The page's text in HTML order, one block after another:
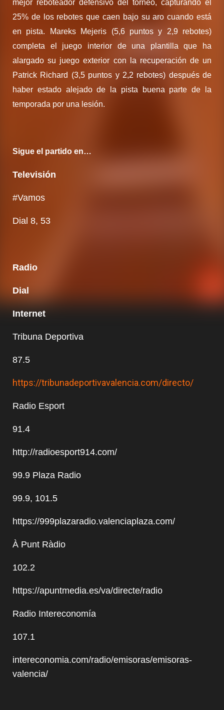
mejor reboteador defensivo del torneo, capturando el
25% de los rebotes que caen bajo su aro cuando está
en pista. Mareks Mejeris (5,6 puntos y 2,9 rebotes)
completa el juego interior de una plantilla que ha
alargado su juego exterior con la recuperación de un
Patrick Richard (3,5 puntos y 2,2 rebotes) después de
haber estado alejado de la pista buena parte de la
temporada por una lesión.
Sigue el partido en…
Televisión
#Vamos
Dial 8, 53
Radio
Dial
Internet
Tribuna Deportiva
87.5
https://tribunadeportivavalencia.com/directo/
Radio Esport
91.4
http://radioesport914.com/
99.9 Plaza Radio
99.9, 101.5
https://999plazaradio.valenciaplaza.com/
À Punt Ràdio
102.2
https://apuntmedia.es/va/directe/radio
Radio Intereconomía
107.1
intereconomia.com/radio/emisoras/emisoras-
valencia/